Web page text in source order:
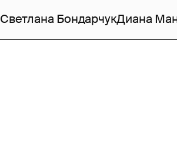
Светлана БондарчукДиана